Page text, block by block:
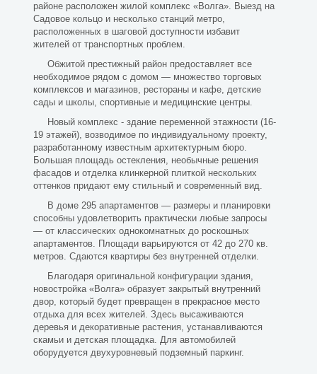
районе расположен жилой комплекс «Волга». Выезд на
Садовое кольцо и несколько станций метро,
расположенных в шаговой доступности избавит
жителей от транспортных проблем.
Обжитой престижный район предоставляет все
необходимое рядом с домом — множество торговых
комплексов и магазинов, рестораны и кафе, детские
сады и школы, спортивные и медицинские центры.
Новый комплекс - здание переменной этажности (16-
19 этажей), возводимое по индивидуальному проекту,
разработанному известным архитектурным бюро.
Большая площадь остекления, необычные решения
фасадов и отделка клинкерной плиткой нескольких
оттенков придают ему стильный и современный вид.
В доме 295 апартаментов — размеры и планировки
способны удовлетворить практически любые запросы
— от классических однокомнатных до роскошных
апартаментов. Площади варьируются от 42 до 270 кв.
метров. Сдаются квартиры без внутренней отделки.
Благодаря оригинальной конфигурации здания,
новостройка «Волга» образует закрытый внутренний
двор, который будет превращен в прекрасное место
отдыха для всех жителей. Здесь высаживаются
деревья и декоративные растения, устанавливаются
скамьи и детская площадка. Для автомобилей
оборудуется двухуровневый подземный паркинг.